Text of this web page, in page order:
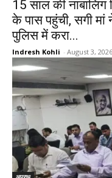
15 साल की
के पास पहुंची, सगी मां
पुलिस में करा...
Indresh Kohli - August 3, 2026